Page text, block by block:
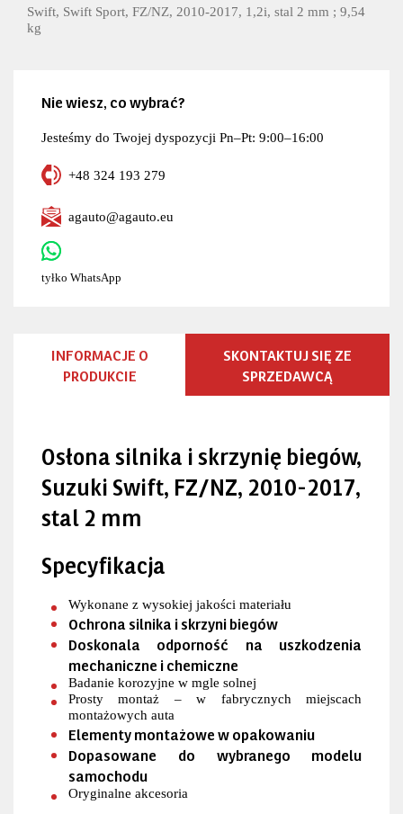
Swift, Swift Sport, FZ/NZ, 2010-2017, 1,2i, stal 2 mm ; 9,54
kg
Nie wiesz, co wybrać?
Jesteśmy do Twojej dyspozycji Pn–Pt: 9:00–16:00
+48 324 193 279
agauto@agauto.eu
tyłko WhatsApp
INFORMACJE O
PRODUKCIE
SKONTAKTUJ SIĘ ZE
SPRZEDAWCĄ
Osłona silnika i skrzynię biegów,
Suzuki Swift, FZ/NZ, 2010-2017,
stal 2 mm
Specyfikacja
Wykonane z wysokiej jakości materiału
Ochrona silnika i skrzyni biegów
Doskonala odporność na uszkodzenia
mechaniczne i chemiczne
Badanie korozyjne w mgle solnej
Prosty montaż – w fabrycznych miejscach
montażowych auta
Elementy montażowe w opakowaniu
Dopasowane do wybranego modelu
samochodu
Oryginalne akcesoria